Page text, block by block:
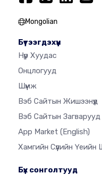
Mongolian
Бүтээгдэхүүн
Нүүр Хуудас
Онцлогууд
Шүүмж
Вэб Сайтын Жишээнүүд
Вэб Сайтын Загварууд
App Market (English)
Хамгийн Сүүлийн Үеийн
Бүх сонголтууд